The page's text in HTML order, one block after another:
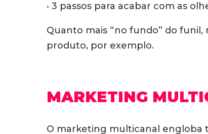
• 3 passos para acabar com as
Quanto mais “no fundo” do funil,
produto, por exemplo.
MARKETING
O marketing multicanal engloba